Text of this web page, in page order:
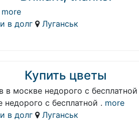
more
в долг
Луганськ
Купить цветы
в москве недорого с
недорого с бесплатной . more
в долг
Луганськ